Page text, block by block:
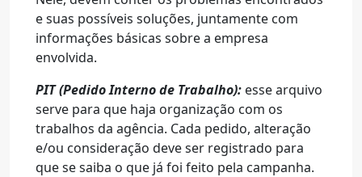
e suas possíveis soluções, juntamente com
informações básicas sobre a empresa
envolvida.
PIT (Pedido Interno de Trabalho): esse arquivo
serve para que haja organização com os
trabalhos da agência. Cada pedido, alteração
e/ou consideração deve ser registrado para
que se saiba o que já foi feito pela campanha.